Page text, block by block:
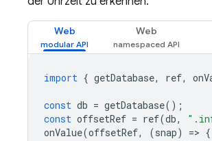
Web Web
import { getDatabase, ref,
const db = getDatabase();
const offsetRef = ref(db,
onValue(offsetRef, (snap) => {